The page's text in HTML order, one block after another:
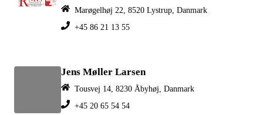
Marøgelhøj 22, 8520 Lystrup, Danmark
+45 86 21 13 55
Jens Møller Larsen
Tousvej 14, 8230 Åbyhøj, Danmark
+45 20 65 54 54